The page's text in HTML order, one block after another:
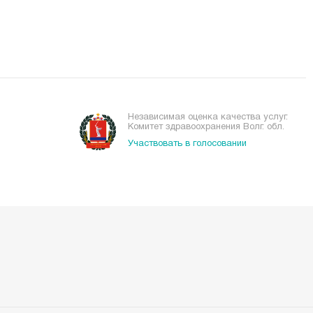
Независимая оценка качества услуг.
Комитет здравоохранения Волг. обл.
Участвовать в голосовании